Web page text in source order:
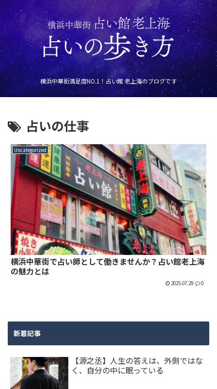
横浜中華街満足度NO.1！占い館 老上海のブログです
占いの仕事
Uncategorized
横浜中華街で占い師として働きませんか？占い館老上海
の魅力とは
2025.07.29 0
新着記事
【源之丞】人生の答えは、外側ではな
く、自分の中に眠っている